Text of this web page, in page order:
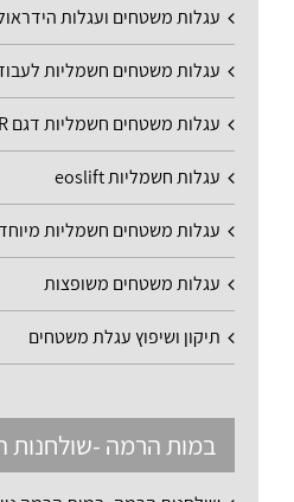
עגלות משטחים ועגלות
עגלות משטחים חשמליות
עגלות משטחים חשמליות דגם R
עגלות חשמליות eoslift
עגלות משטחים חשמליות
עגלות משטחים משופצות
תיקון ושיפוץ עגלת משטחים
במות הרמה -שולחנות